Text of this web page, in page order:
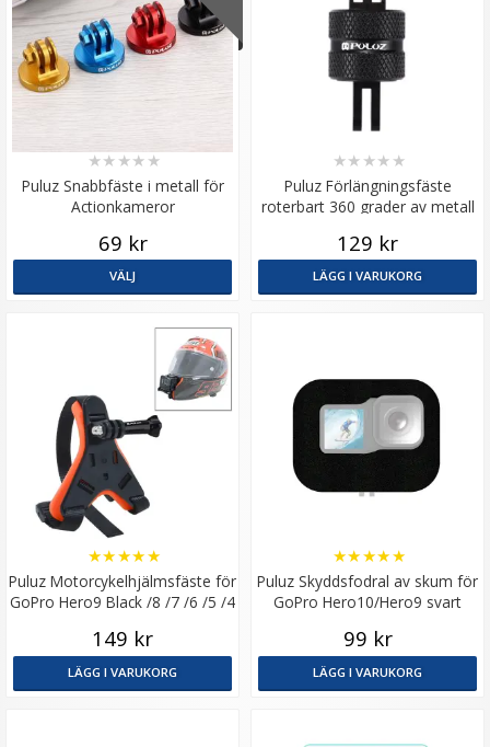
Puluz Snabbfäste i metall för
Actionkameror
★★★★★
69 kr
VÄLJ
Puluz Förlängningsfäste
roterbart 360 grader av metall
★★ ★★ ★
129 kr
LÄGG I VARUKORG
Puluz Motorcykelhjälmsfäste för
GoPro Hero9 Black /8 /7 /6 /5 /4
★★★★★
149 kr
LÄGG I VARUKORG
Puluz Skyddsfodral av skum för
GoPro Hero10/Hero9 svart
★★★★★
99 kr
LÄGG I VARUKORG